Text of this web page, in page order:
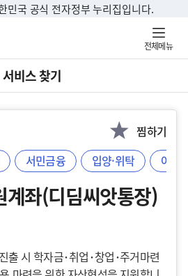
민국 공식 전자정부 누리집입니다.
전체메뉴
서비스 찾기
찜하기
서민금융 입양·위탁 아동
계좌(디딤씨앗통장)
출 시 학자금･취업･창업･주거마련